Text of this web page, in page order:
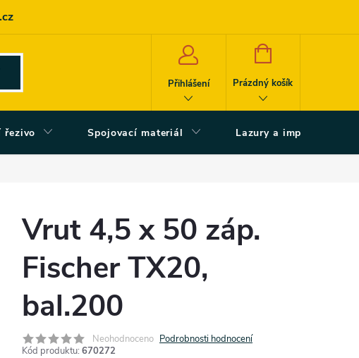
Přihlášení
NÁKUPNÍ
Prázdný košík
řezivo Spojovací materiál Lazury a impregnace
Vrut 4,5 x 50 záp.
Fischer TX20,
bal.200
Neohodnoceno Podrobnosti hodnocení
Kód produktu: 670272